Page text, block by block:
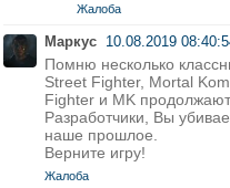
Жалоба
Маркус 10.08.2019
Помню несколько
Street Fighter, Mortal
Fighter и MK
Разработчики, Вы
наше прошлое.
Верните игру!
Жалоба